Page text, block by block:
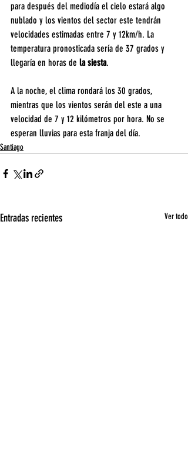
para después del mediodía el cielo estará algo
nublado y los vientos del sector este tendrán
velocidades estimadas entre 7 y 12km/h. La
temperatura pronosticada sería de 37 grados y
llegaría en horas de la siesta.
A la noche, el clima rondará los 30 grados,
mientras que los vientos serán del este a una
velocidad de 7 y 12 kilómetros por hora. No se
esperan lluvias para esta franja del día.
Santiago
Entradas recientes Ver todo